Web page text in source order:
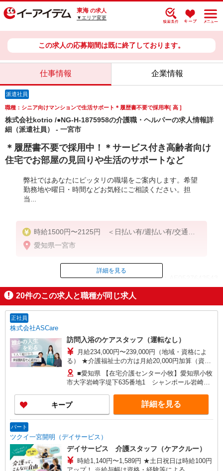
東海 の求人
▼エリア変更
この求人の応募期間は既に終了しております。
仕事情報 企業情報
派遣社員
職種：シニア向けマンションで生活サポート＊履歴書不要で採用率[ 高 ]
株式会社kotrio /●NG-H-1875958の介護職・ヘルパーの求人情報詳
細（派遣社員） - 一宮市
＊履歴書不要で採用中！＊サービス付き高齢者向け
住宅でお部屋の見回りや生活のサポートなど
弊社ではあなたにピッタリの職場をご案内します。希望
勤務地や曜日・時間などお気軽にご相談ください。担
当...
時給1500円〜2125円 ＜日払い有/週払い有/交通費
全支給(ガソリン代含む)＞
愛知県一宮市
ID：AE0527643543
掲載期間終了
詳細を見る
20件のこの求人と職種が同じ求人
正社員
株式会社ASCare
訪問入浴のケアスタッフ（運転なし）
月給234,000円〜239,000円（地域・資格によ
る） ★介護福祉士の方は月給20,000円加算（資格
手当） 別途交通費支給（30,000円上限／月） 別途
残業手当（月平均残業時間15時間）残業代全額支
給
■愛知県 【在宅介護センター小牧】愛知県小牧
市大字岩崎字堤下635番地1 シャンポール岩崎1
二丁目17番7 ■岐阜県 【在宅介護センター岐阜
北】岐阜県岐阜市白菊町四丁目47番地1 白菊町4
丁目矢島店舗事務所 【在宅介護センター中津川】
ター郡上】岐阜県郡上市大和町徳永668番地2 ■三
重県 【在宅介護センター松阪】三重県松阪市中央
町39番地10
キープ 詳細を見る
パート
ツクイ一宮開明（デイサービス）
デイサービス 介護スタッフ（ケアクルー）
時給1,140円〜1,589円 ★土日祝日は時給100円